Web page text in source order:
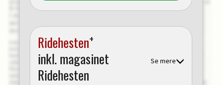
Ridehesten+
inkl. magasinet
Ridehesten
Se mere